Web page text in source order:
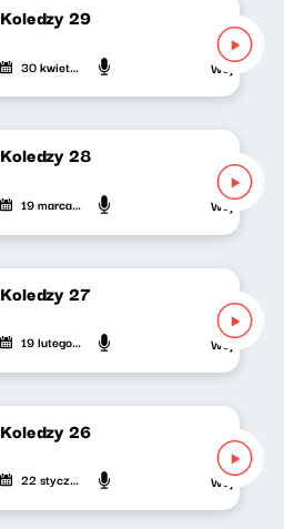
Koledzy 29
30 kwietnia 2026 Wojciech
Koledzy 28
19 marca 2026 Wojciech
Koledzy 27
19 lutego 2026 Wojciech
Koledzy 26
22 stycznia 2026 Wojciech